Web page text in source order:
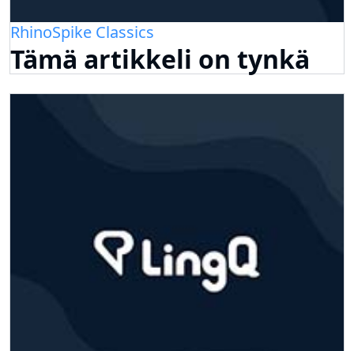
RhinoSpike Classics
Tämä artikkeli on tynkä